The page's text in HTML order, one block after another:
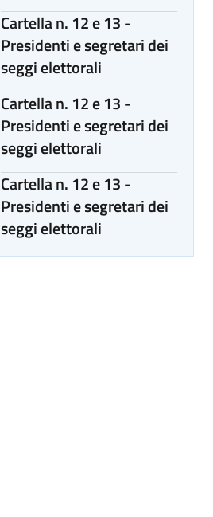
Cartella n. 12 e 13 -
Presidenti e segretari dei
seggi elettorali
Cartella n. 12 e 13 -
Presidenti e segretari dei
seggi elettorali
Cartella n. 12 e 13 -
Presidenti e segretari dei
seggi elettorali